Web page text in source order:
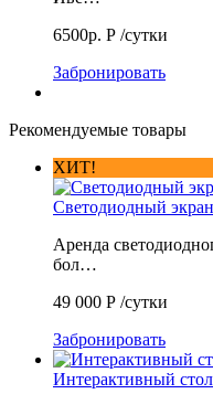
6500р. Р /сутки
Забронировать
Рекомендуемые товары
ХИТ!
Светодиодный
Аренда
бол…
49 000 Р /сутки
Забронировать
Интерактивный стол